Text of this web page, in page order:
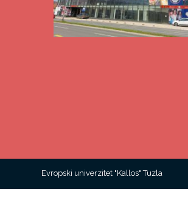
Evropski univerzitet "Kallos" Tuzla